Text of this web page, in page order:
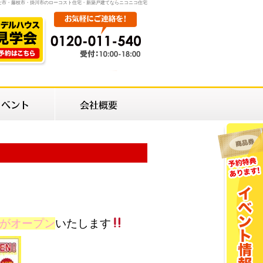
・藤枝市・掛川市のローコスト住宅・新築戸建てならニコニコ住宅
オープンいたします